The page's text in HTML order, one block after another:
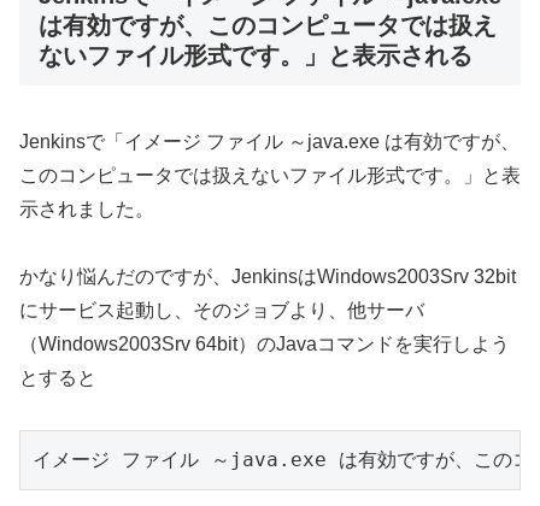
は有効ですが、このコンピュータでは扱え
ないファイル形式です。」と表示される
Jenkinsで「イメージ ファイル ～java.exe は有効ですが、
このコンピュータでは扱えないファイル形式です。」と表
示されました。
かなり悩んだのですが、JenkinsはWindows2003Srv 32bit
にサービス起動し、そのジョブより、他サーバ
（Windows2003Srv 64bit）のJavaコマンドを実行しよう
とすると
イメージ ファイル ～java.exe は有効ですが、このコ